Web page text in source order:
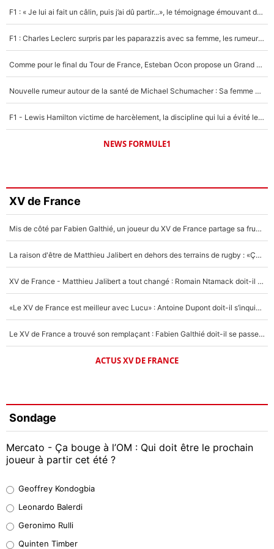
F1 : « Je lui ai fait un câlin, puis j’ai dû partir...», le témoignage émouvant de Max Verstappen sur sa fille
F1 : Charles Leclerc surpris par les paparazzis avec sa femme, les rumeurs étaient vraies !
Comme pour le final du Tour de France, Esteban Ocon propose un Grand Prix de Formule 1 à Paris : «Autour de l’Arc de Triomphe, ce serait génial» !
Nouvelle rumeur autour de la santé de Michael Schumacher : Sa femme Corinna sort du silence
F1 - Lewis Hamilton victime de harcèlement, la discipline qui lui a évité le pire : «J'aurais probablement mal tourné»
NEWS FORMULE1
XV de France
Mis de côté par Fabien Galthié, un joueur du XV de France partage sa frustration : «ils ne me l’ont pas dit tout de suite»
La raison d'être de Matthieu Jalibert en dehors des terrains de rugby : «Ça m'atteint autant que si tu touches à un membre de ma famille»
XV de France - Matthieu Jalibert a tout changé : Romain Ntamack doit-il s’inquiéter pour sa place à un an de la Coupe du monde ?
«Le XV de France est meilleur avec Lucu» : Antoine Dupont doit-il s’inquiéter pour sa place ?
Le XV de France a trouvé son remplaçant : Fabien Galthié doit-il se passer d'Antoine Dupont ?
ACTUS XV DE FRANCE
Sondage
Mercato - Ça bouge à l’OM : Qui doit être le prochain
joueur à partir cet été ?
38%
32%
Geoffrey Kondogbia
Leonardo Balerdi
Geronimo Rulli
Quinten Timber